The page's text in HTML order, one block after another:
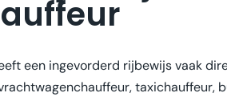
een ingevorderd rijbewijs vaak
taxichauffeur,